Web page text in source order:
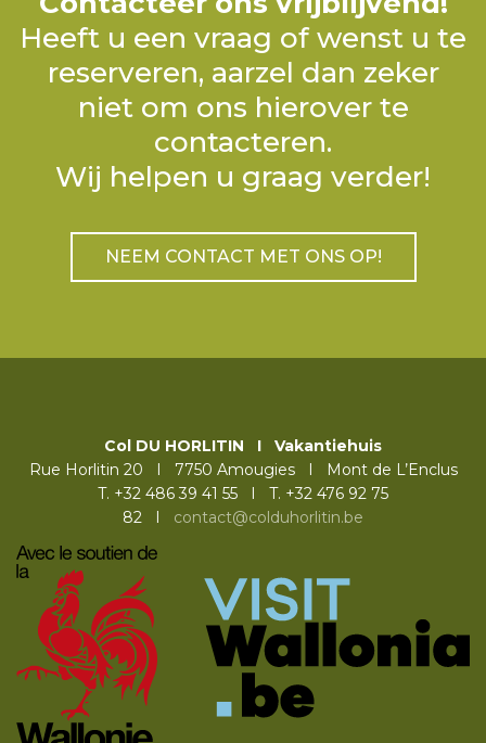
Heeft u een vraag of wenst u te
reserveren, aarzel dan zeker
niet om ons hierover te
contacteren.
Wij helpen u graag verder!
NEEM CONTACT MET ONS OP!
Col DU HORLITIN I Vakantiehuis
Rue Horlitin 20 I 7750 Amougies I Mont de L’Enclus
T. +32 486 39 41 55 I T. +32 476 92 75
82 I contact@colduhorlitin.be